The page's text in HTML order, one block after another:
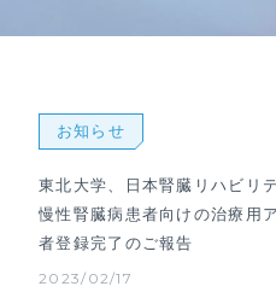
お知らせ
東北大学、日本腎臓リハビリ
慢性腎臓病患者向けの治療用
者登録完了のご報告
2023/02/17